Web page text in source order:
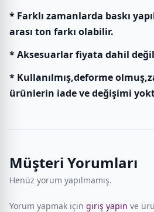
* Farklı zamanlarda baskı
arası ton farkı olabilir.
* Aksesuarlar fiyata dahil
* Kullanılmış,deforme
ürünlerin iade ve değişimi
Müşteri Yorumları
Henüz yorum yapılmamış.
Yorum yapmak için giriş yapın ve